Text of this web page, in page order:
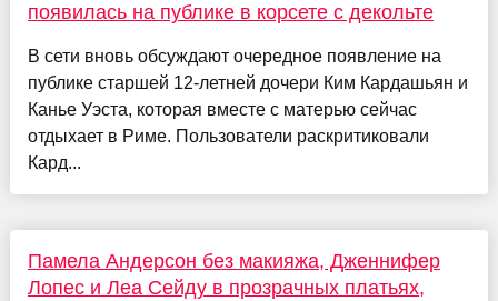
появилась на публике в корсете с декольте
В сети вновь обсуждают очередное появление на
публике старшей 12-летней дочери Ким Кардашьян и
Канье Уэста, которая вместе с матерью сейчас
отдыхает в Риме. Пользователи раскритиковали
Кард...
Памела Андерсон без макияжа, Дженнифер
Лопес и Леа Сейду в прозрачных платьях,